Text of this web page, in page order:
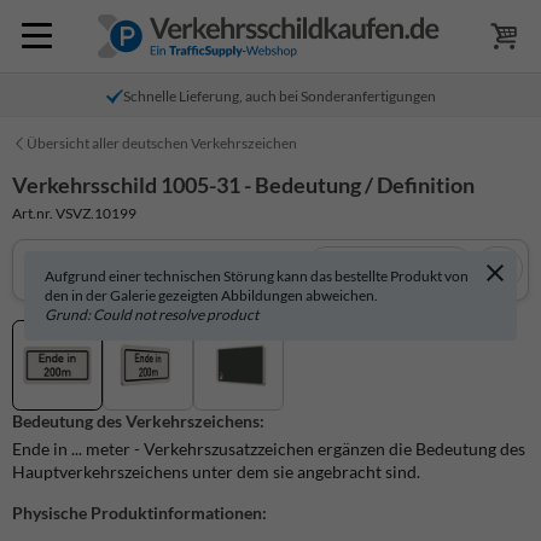
Schnelle Lieferung, auch bei Sonderanfertigungen
Übersicht aller deutschen Verkehrszeichen
Verkehrsschild 1005-31 - Bedeutung / Definition
Art.nr. VSVZ.10199
Aufgrund einer technischen Störung kann das bestellte Produkt von
den in der Galerie gezeigten Abbildungen abweichen.
Grund: Could not resolve product
In 3D anzeigen
Bedeutung des Verkehrszeichens:
Ende in ... meter - Verkehrszusatzzeichen ergänzen die Bedeutung des
Hauptverkehrszeichens unter dem sie angebracht sind.
Physische Produktinformationen: